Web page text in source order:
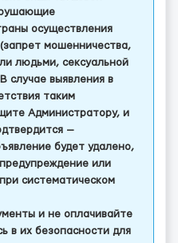
осуществления
мошенничества,
людьми, сексуальной
случае выявления в
таким
Администратору, и
—
будет удалено,
или
систематическом
и не оплачивайте
в их безопасности для